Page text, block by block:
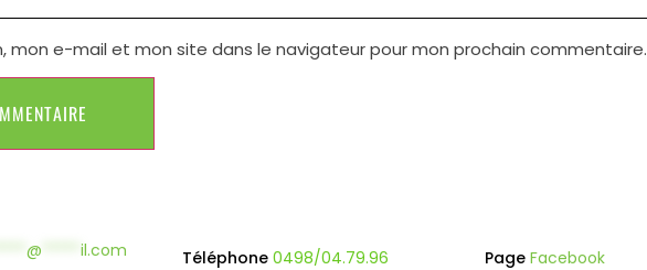
mon e-mail et mon site dans le navigateur pour mon prochain commentaire.
@ *****il.com Téléphone0498/04.79.96 Page Facebook